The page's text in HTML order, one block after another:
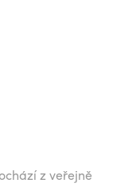
z veřejně